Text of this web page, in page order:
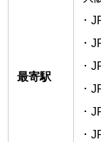
最寄駅
･
･
･
･
･
･